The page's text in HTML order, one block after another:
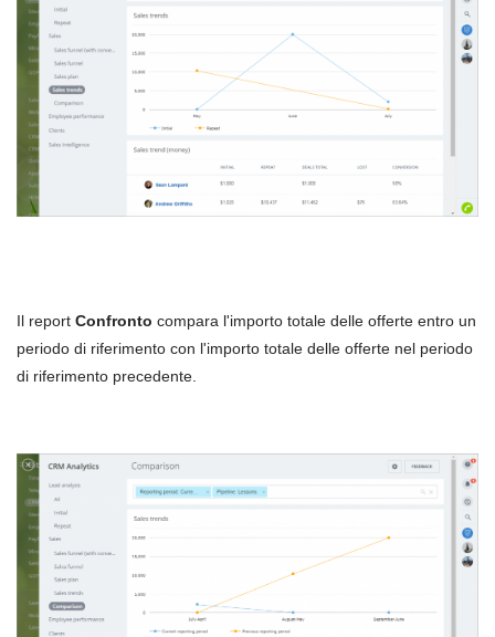
Il report Confronto compara l'importo totale delle offerte entro un
periodo di riferimento con l'importo totale delle offerte nel periodo
di riferimento precedente.